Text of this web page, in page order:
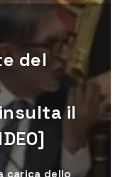
del
il
carica dello